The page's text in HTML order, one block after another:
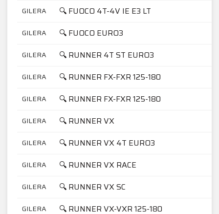
GILERA 🔍 FUOCO 4T-4V IE E3 LT
GILERA 🔍 FUOCO EURO3
GILERA 🔍 RUNNER 4T ST EURO3
GILERA 🔍 RUNNER FX-FXR 125-180
GILERA 🔍 RUNNER FX-FXR 125-180
GILERA 🔍 RUNNER VX
GILERA 🔍 RUNNER VX 4T EURO3
GILERA 🔍 RUNNER VX RACE
GILERA 🔍 RUNNER VX SC
GILERA 🔍 RUNNER VX-VXR 125-180